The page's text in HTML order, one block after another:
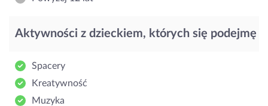
Aktywności z dzieckiem, których się podejmę
Spacery
Kreatywność
Muzyka